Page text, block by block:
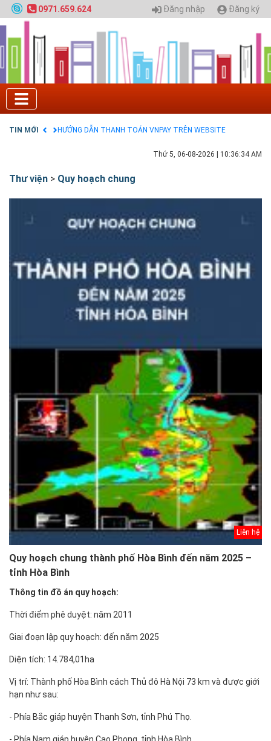
0971.659.624 Đăng nhập Đăng ký
TIN MỚI
Nội
GIAO LƯU TRỰC TUYẾN - TƯ VẤN TUYỂN SINH ĐẠI
SỐ 02
Nạp EP vào tài khoản bằng thẻ cào điện thoại
Tuyển sinh 2025, Khoa kỹ thuật hạ tầng và môi
trường đô thị - Đại học Kiến trúc Hà Nội
Tuyển sinh 2024, Khoa kỹ thuật hạ tầng và môi
Thứ 5, 06-08-2026
10:36:35 AM
Thư viện > Quy hoạch chung
Liên hệ
Quy hoạch chung thành phố Hòa Bình đến năm 2025 –
tỉnh Hòa Bình
Thông tin đồ án quy hoạch:
Thời điểm phê duyệt: năm 2011
Giai đoạn lập quy hoạch: đến năm 2025
Diện tích: 14.784,01ha
Vị trí: Thành phố Hòa Bình cách Thủ đô Hà Nội 73 km và được giới
hạn như sau:
- Phía Bắc giáp huyện Thanh Sơn, tỉnh Phú Thọ.